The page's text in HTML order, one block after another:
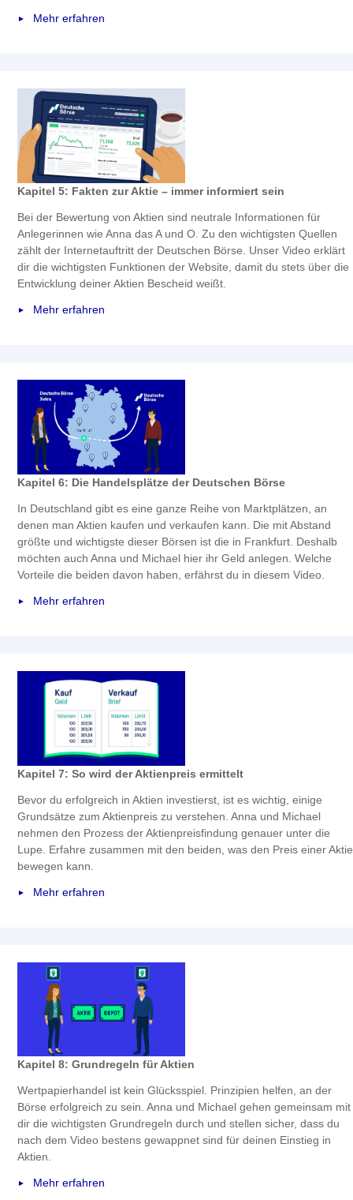
Mehr erfahren
Kapitel 5: Fakten zur Aktie – immer informiert sein
Bei der Bewertung von Aktien sind neutrale Informationen für
Anlegerinnen wie Anna das A und O. Zu den wichtigsten Quellen
zählt der Internetauftritt der Deutschen Börse. Unser Video erklärt
dir die wichtigsten Funktionen der Website, damit du stets über die
Entwicklung deiner Aktien Bescheid weißt.
Mehr erfahren
Kapitel 6: Die Handelsplätze der Deutschen Börse
In Deutschland gibt es eine ganze Reihe von Marktplätzen, an
denen man Aktien kaufen und verkaufen kann. Die mit Abstand
größte und wichtigste dieser Börsen ist die in Frankfurt. Deshalb
möchten auch Anna und Michael hier ihr Geld anlegen. Welche
Vorteile die beiden davon haben, erfährst du in diesem Video.
Mehr erfahren
Kapitel 7: So wird der Aktienpreis ermittelt
Bevor du erfolgreich in Aktien investierst, ist es wichtig, einige
Grundsätze zum Aktienpreis zu verstehen. Anna und Michael
nehmen den Prozess der Aktienpreisfindung genauer unter die
Lupe. Erfahre zusammen mit den beiden, was den Preis einer Aktie
bewegen kann.
Mehr erfahren
Kapitel 8: Grundregeln für Aktien
Wertpapierhandel ist kein Glücksspiel. Prinzipien helfen, an der
Börse erfolgreich zu sein. Anna und Michael gehen gemeinsam mit
dir die wichtigsten Grundregeln durch und stellen sicher, dass du
nach dem Video bestens gewappnet sind für deinen Einstieg in
Aktien.
Mehr erfahren